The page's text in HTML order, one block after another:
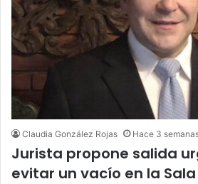
Claudia González Rojas Hace 3
Jurista propone salida
evitar un vacío en la